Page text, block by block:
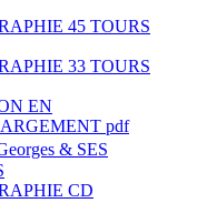
45 TOURS
33 TOURS
EN
pdf
& SES
CD